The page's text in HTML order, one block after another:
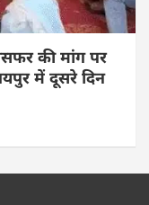
की मांग पर
में दूसरे दिन